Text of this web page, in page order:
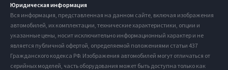
Юридическая информация
Вся информация, представленная на данном сайте, включая изображения
автомобилей, их комплектации, технические характеристики, опции и
указанные цены, носит исключительно информационный характер и не
является публичной офертой, определяемой положениями статьи 437
Гражданского кодекса РФ. Изображения автомобилей могут отличаться от
серийных моделей, часть оборудования может быть доступна только как